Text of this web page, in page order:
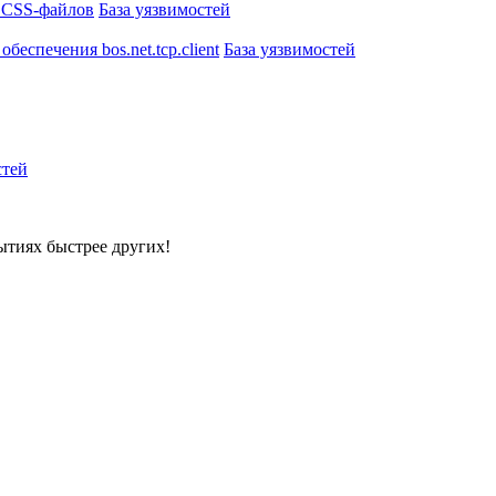
файлов База уязвимостей
bos.net.tcp.client База уязвимостей
быстрее других!